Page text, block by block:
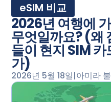
eSIM 비교
2026년 여행에
무엇일까요? (왜
들이 현지 SIM
가)
2026년 5월 18일|아미라